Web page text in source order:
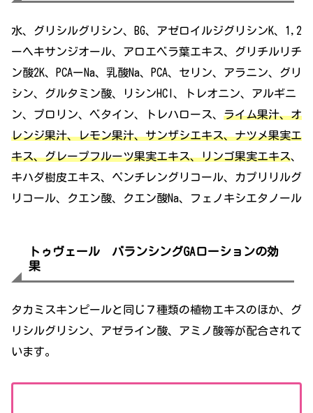
水、グリシルグリシン、BG、アゼロイルジグリシンK、1,2
ーヘキサンジオール、アロエベラ葉エキス、グリチルリチ
ン酸2K、PCAーNa、乳酸Na、PCA、セリン、アラニン、グリ
シン、グルタミン酸、リシンHCl、トレオニン、アルギニ
ン、プロリン、ベタイン、トレハロース、 ライム果汁、オ
レンジ果汁、レモン果汁、サンザシエキス、ナツメ果実エ
キス、グレープフルーツ果実エキス、リンゴ果実エキス、
キハダ樹皮エキス、ペンチレングリコール、カプリリルグ
リコール、クエン酸、クエン酸Na、フェノキシエタノール
トゥヴェール バランシングGAローションの効
果
タカミスキンピールと同じ７種類の植物エキスのほか、グ
リシルグリシン、アゼライン酸、アミノ酸等が配合されて
います。